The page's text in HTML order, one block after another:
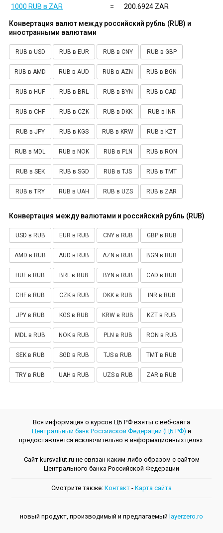
1000 RUB в ZAR
= 200.6924 ZAR
Конвертация валют между российский рубль (RUB) и
иностранными валютами
RUB в USD RUB в EUR RUB в CNY RUB в GBP
RUB в AMD RUB в AUD RUB в AZN RUB в BGN
RUB в HUF RUB в BRL RUB в BYN RUB в CAD
RUB в CHF RUB в CZK RUB в DKK RUB в INR
RUB в JPY RUB в KGS RUB в KRW RUB в KZT
RUB в MDL RUB в NOK RUB в PLN RUB в RON
RUB в SEK RUB в SGD RUB в TJS RUB в TMT
RUB в TRY RUB в UAH RUB в UZS RUB в ZAR
Конвертация между валютами и российский рубль (RUB)
USD в RUB EUR в RUB CNY в RUB GBP в RUB
AMD в RUB AUD в RUB AZN в RUB BGN в RUB
HUF в RUB BRL в RUB BYN в RUB CAD в RUB
CHF в RUB CZK в RUB DKK в RUB INR в RUB
JPY в RUB KGS в RUB KRW в RUB KZT в RUB
MDL в RUB NOK в RUB PLN в RUB RON в RUB
SEK в RUB SGD в RUB TJS в RUB TMT в RUB
TRY в RUB UAH в RUB UZS в RUB ZAR в RUB
Вся информация о курсов ЦБ РФ взяты с веб-сайта
Центральный банк Российской Федерации (ЦБ РФ) и
предоставляется исключительно в информационных целях.
Сайт kursvaliut.ru не связан каким-либо образом с сайтом
Центрального банкa Российской Федерации
Смотрите также: Контакт - Kарта сайта
новый продукт, производимый и предлагаемый layerzero.ro